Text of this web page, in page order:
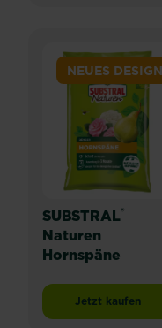
SUBSTRAL®
Naturen
Hornspäne
Jetzt kaufen
NEUES DESIGN